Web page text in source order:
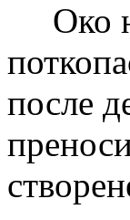
Око
после